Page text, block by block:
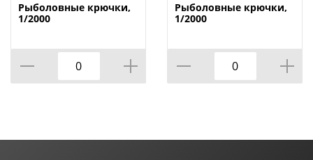
Рыболовные крючки,
1/2000
Рыболовные крючки,
1/2000